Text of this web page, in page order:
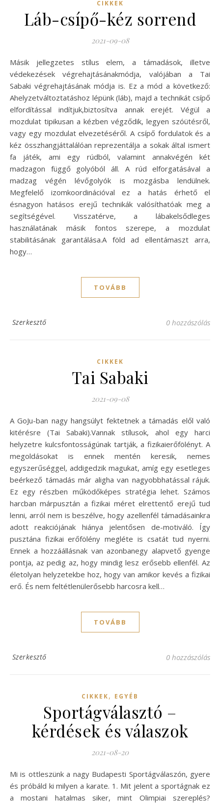
CIKKEK
Láb-csípő-kéz sorrend
2021-09-08
Másik jellegzetes stílus elem, a támadások, illetve
védekezések végrehajtásánakmódja, valójában a Tai
Sabaki végrehajtásának módja is. Ez a mód a következő:
Ahelyzetváltoztatáshoz lépünk (láb), majd a technikát csípő
elfordítással indítjuk,biztosítva annak erejét. Végül a
mozdulat tipikusan a kézben végződik, legyen szóütésről,
vagy egy mozdulat elvezetéséről. A csípő fordulatok és a
kéz összhangjáttalálóan reprezentálja a sokak által ismert
fa játék, ami egy rúdból, valamint annakvégén két
madzagon függő golyóból áll. A rúd elforgatásával a
madzag végén lévőgolyók is mozgásba lendülnek.
Megfelelő izomkoordinációval ez a hatás érhető el
ésnagyon hatásos erejű technikák valósíthatóak meg a
segítségével. Visszatérve, a lábakelsődleges
használatának másik fontos szerepe, a mozdulat
stabilitásának garantálása.A föld ad ellentámaszt arra,
hogy…
TOVÁBB
Szerkesztő 0 hozzászólás
CIKKEK
Tai Sabaki
2021-09-08
A GoJu-ban nagy hangsúlyt fektetnek a támadás elől való
kitérésre (Tai Sabaki).Vannak stílusok, ahol egy harci
helyzetre kulcsfontosságúnak tartják, a fizikaierőfölényt. A
megoldásokat is ennek mentén keresik, nemes
egyszerűséggel, addigedzik magukat, amíg egy esetleges
beérkező támadás már aligha van nagyobbhatással rájuk.
Ez egy részben működőképes stratégia lehet. Számos
harcban márpusztán a fizikai méret elrettentő erejű tud
lenni, arról nem is beszélve, hogy azellenfél támadásainkra
adott reakciójának hiánya jelentősen de-motiváló. Így
pusztána fizikai erőfölény megléte is csatát tud nyerni.
Ennek a hozzáállásnak van azonbanegy alapvető gyenge
pontja, az pedig az, hogy mindig lesz erősebb ellenfél. Az
életolyan helyzetekbe hoz, hogy van amikor kevés a fizikai
erő. És nem feltétlenülerősebb harcosra kell…
TOVÁBB
Szerkesztő 0 hozzászólás
CIKKEK, EGYÉB
Sportágválasztó –
kérdések és válaszok
2021-08-20
Mi is ottleszünk a nagy Budapesti Sportágválaszón, gyere
és próbáld ki milyen a karate. 1. Mit jelent a sportágnak ez
a mostani hatalmas siker, mint Olimpiai szereplés?